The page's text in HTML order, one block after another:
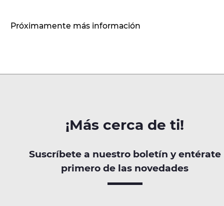
Próximamente más información
¡Más cerca de ti!
Suscríbete a nuestro boletín y entérate
primero de las novedades